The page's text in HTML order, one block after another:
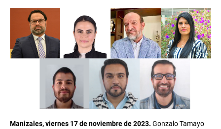
Manizales, viernes 17 de noviembre de 2023. Gonzalo Tamayo